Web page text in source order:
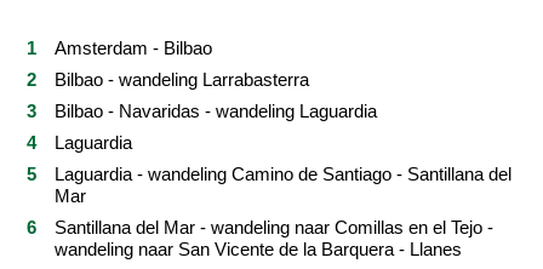
Amsterdam - Bilbao
Bilbao - wandeling Larrabasterra
Bilbao - Navaridas - wandeling Laguardia
Laguardia
Laguardia - wandeling Camino de Santiago - Santillana del
Mar
Santillana del Mar - wandeling naar Comillas en el Tejo -
wandeling naar San Vicente de la Barquera - Llanes